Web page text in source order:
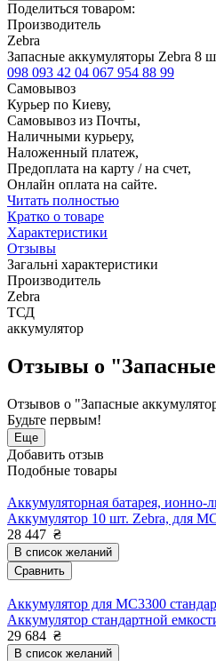
Поделиться товаром:
Производитель
Zebra
Запасные аккумуляторы Zebra 8
098 093 42 04 067 954 88 99
Самовывоз
Курьер по Киеву,
Самовывоз из Почты,
Наличными курьеру,
Наложенный платеж,
Предоплата на карту / на счет,
Онлайн оплата на сайте.
Читать полностью
Кратко о товаре
Характеристики
Отзывы
Загальні характеристики
Производитель
Zebra
ТСД
аккумулятор
Отзывы о "Запасные
Отзывов о "Запасные
Будьте первым!
Еще
Добавить отзыв
Подобные товары
Аккумуляторная батарея,
Аккумулятор 10 шт. Zebra, для
28 447 ₴
В список желаний
Сравнить
Аккумулятор для MC3300
Аккумулятор стандартной
29 684 ₴
В список желаний